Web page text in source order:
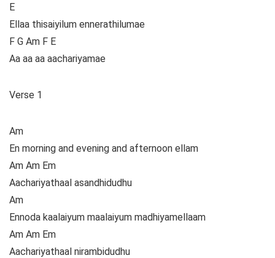
E
Ellaa thisaiyilum ennerathilumae
F G Am F E
Aa aa aa aachariyamae
Verse 1
Am
En morning and evening and afternoon ellam
Am Am Em
Aachariyathaal asandhidudhu
Am
Ennoda kaalaiyum maalaiyum madhiyamellaam
Am Am Em
Aachariyathaal nirambidudhu